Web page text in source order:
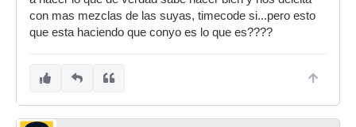
con mas mezclas de las suyas, timecode si...pero esto
que esta haciendo que conyo es lo que es????